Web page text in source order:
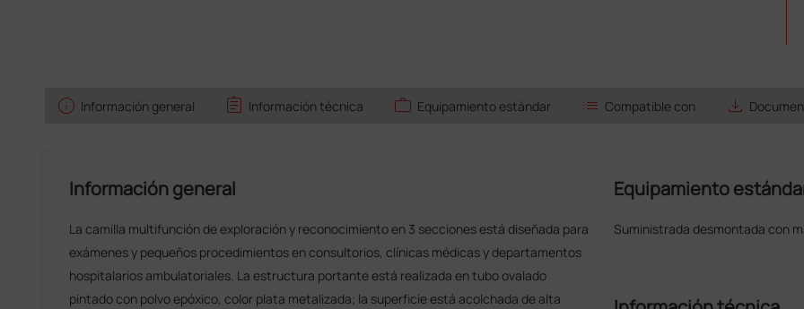
info Información general assignment Información técnica work Equipamiento estándar list Compatible con save_alt
Información general
La camilla multifunción de exploración y reconocimiento en 3 secciones está diseñada para
exámenes y pequeños procedimientos en consultorios, clínicas médicas y departamentos
hospitalarios ambulatoriales. La estructura portante está realizada en tubo ovalado
pintado con polvo epóxico, color plata metalizada; la superficie está acolchada de alta
Equipamiento
Suministrada desmontada con